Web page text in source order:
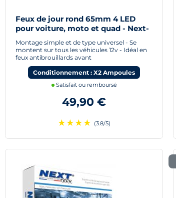
Feux de jour rond 65mm 4 LED
pour voiture, moto et quad - Next-
Tech®
Montage simple et de type universel - Se
montent sur tous les véhicules 12v - Idéal en
feux antibrouillards avant
Conditionnement : X2 Ampoules
Satisfait ou remboursé
49,90 €
★ ★ ★ ★ (3.8/5)